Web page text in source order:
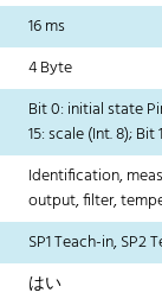
16 ms
4 Byte
Bit 0: initial state
15: scale (Int. 8); Bit
Identification,
output, filter,
SP1 Teach-in,
はい